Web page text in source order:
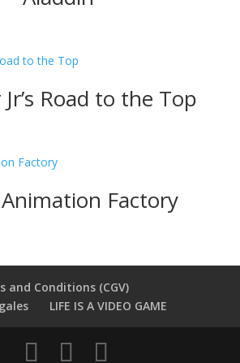
Road to the Top
Factory
and Conditions (CGV)
LIFE IS A VIDEO GAME